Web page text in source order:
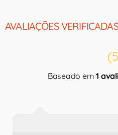
AVALIAÇÕES VERIFICADAS
Baseado em1